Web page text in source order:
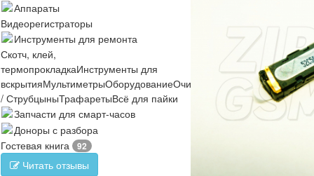
Аппараты
Видеорегистраторы
Инструменты для ремонта
Скотч, клей,
термопрокладкаИнструменты для
вскрытияМультиметрыОборудованиеОчистители ОтверткиПинцеты
/ СтрубцыныТрафаретыВсё для пайки
Запчасти для смарт-часов
Доноры с разбора
Гостевая книга
92
Читать отзывы